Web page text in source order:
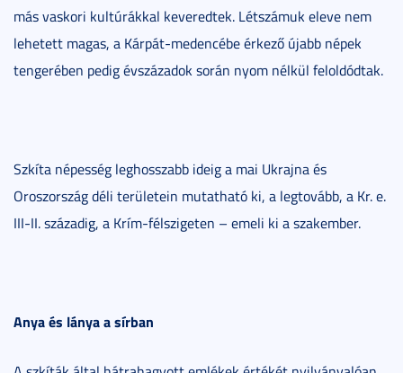
más vaskori kultúrákkal keveredtek. Létszámuk eleve nem
lehetett magas, a Kárpát-medencébe érkező újabb népek
tengerében pedig évszázadok során nyom nélkül feloldódtak.
Szkíta népesség leghosszabb ideig a mai Ukrajna és
Oroszország déli területein mutatható ki, a legtovább, a Kr. e.
III-II. századig, a Krím-félszigeten – emeli ki a szakember.
Anya és lánya a sírban